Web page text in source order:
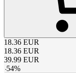
18.36 EUR
18.36 EUR
39.99 EUR
-54%